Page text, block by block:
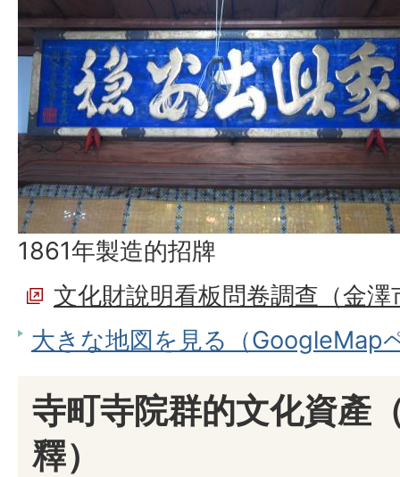
1861年製造的招牌
文化財說明看板問卷調查（金澤
大きな地図を見る（GoogleMap
寺町寺院群的文化資產
釋）